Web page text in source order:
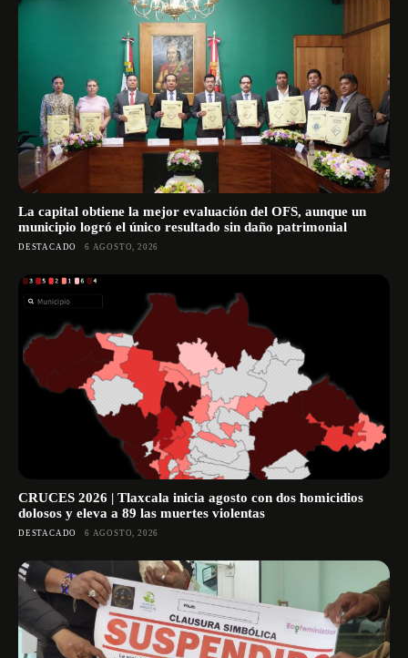
La capital obtiene la mejor evaluación del OFS, aunque un
municipio logró el único resultado sin daño patrimonial
DESTACADO 6 AGOSTO, 2026
CRUCES 2026 | Tlaxcala inicia agosto con dos homicidios
dolosos y eleva a 89 las muertes violentas
DESTACADO 6 AGOSTO, 2026